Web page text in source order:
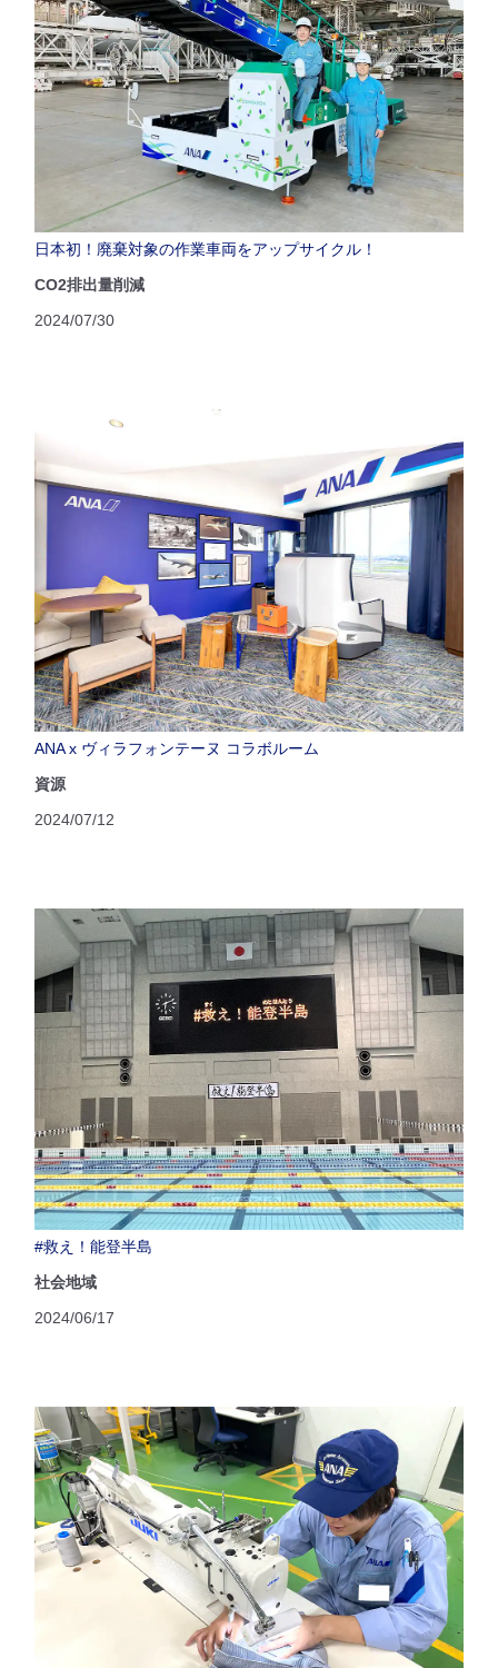
日本初！廃棄対象の作業車両をアップサイクル！
CO2排出量削減
2024/07/30
ANA x ヴィラフォンテーヌ コラボルーム
資源
2024/07/12
#救え！能登半島
社会地域
2024/06/17